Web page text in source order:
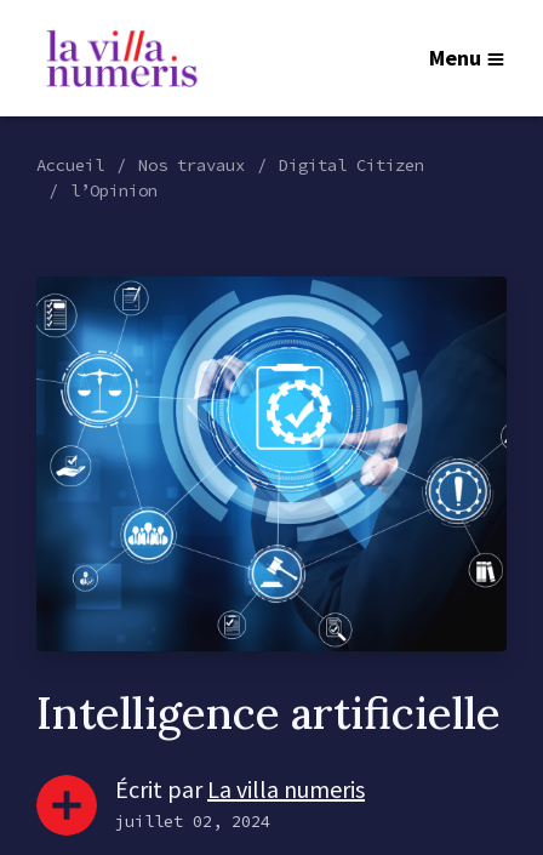
Menu
Accueil Nos travaux
Digital Citizen
l’Opinion
Intelligence artificielle
Écrit par La villa numeris
juillet 02, 2024